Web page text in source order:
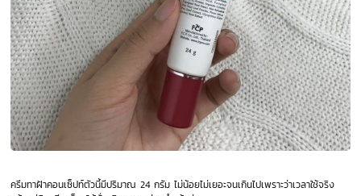
ครีมทาฝ้าคอนเซ็ปท์ตัวนี้มีปริมาณ 24 กรัม ไม่น้อยไม่เยอะจนเกินไปเพราะว่าเวลาใช้จริง